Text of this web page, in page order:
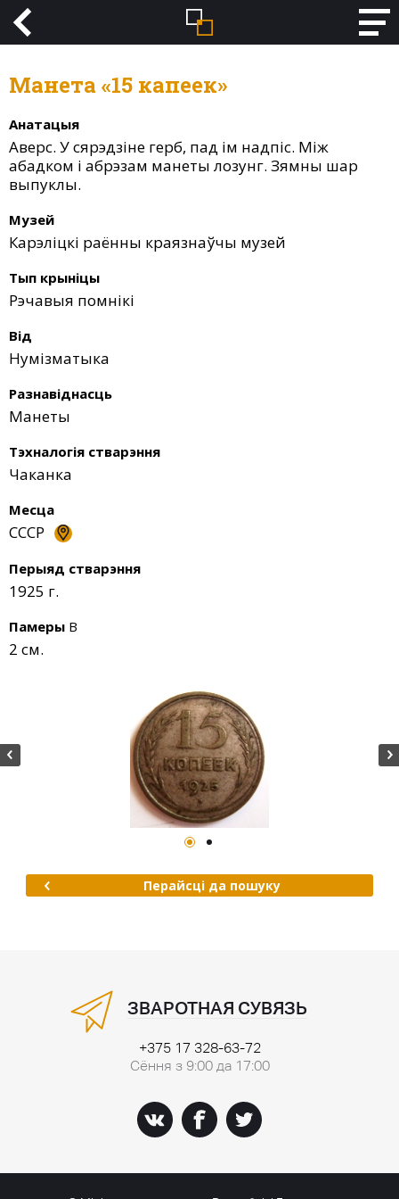
Манета «15 капеек»
Анатацыя
Аверс. У сярэдзіне герб, пад ім надпіс. Між
абадком і абрэзам манеты лозунг. Зямны шар
выпуклы.
Музей
Карэліцкі раённы краязнаўчы музей
Тып крыніцы
Рэчавыя помнікі
Від
Нумізматыка
Разнавіднасць
Манеты
Тэхналогія стварэння
Чаканка
Месца
СССР
Перыяд стварэння
1925 г.
Памеры В
2 см.
Перайсці да пошуку
ЗВАРОТНАЯ СУВЯЗЬ
+375 17 328-63-72
Сёння з 9:00 да 17:00